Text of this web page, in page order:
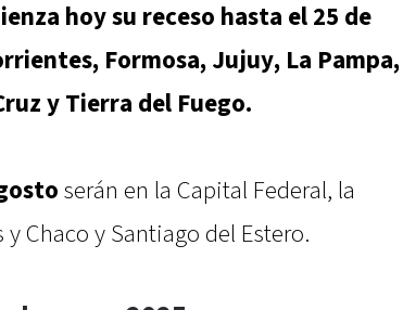
hoy su receso hasta el 25 de
Formosa, Jujuy, La Pampa,
y Tierra del Fuego.
serán en la Capital Federal, la
Chaco y Santiago del Estero.